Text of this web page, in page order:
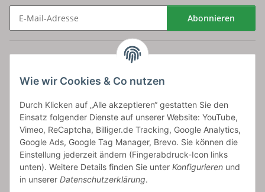
Wie wir Cookies & Co nutzen
Durch Klicken auf „Alle akzeptieren“ gestatten Sie den
Einsatz folgender Dienste auf unserer Website: YouTube,
Vimeo, ReCaptcha, Billiger.de Tracking, Google Analytics,
Google Ads, Google Tag Manager, Brevo. Sie können die
Einstellung jederzeit ändern (Fingerabdruck-Icon links
unten). Weitere Details finden Sie unter Konfigurieren und
in unserer Datenschutzerklärung.
Abonnieren
Artikelinformationen